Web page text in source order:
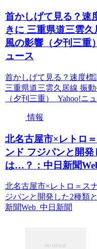
首かしげて見る？速
きに 三重県道三雲
風の影響（夕刊三重
ュース
首かしげて見る？速度標
三重県道三雲久居線 振
（夕刊三重） Yahoo!ニ
情報
北名古屋市×レトロ
ンド フジパンと開発
は…？：中日新聞
北名古屋市×レトロ＝ス
ジパンと開発した2種類
新聞Web 中日新聞